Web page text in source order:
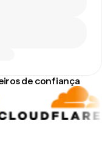
de confiança